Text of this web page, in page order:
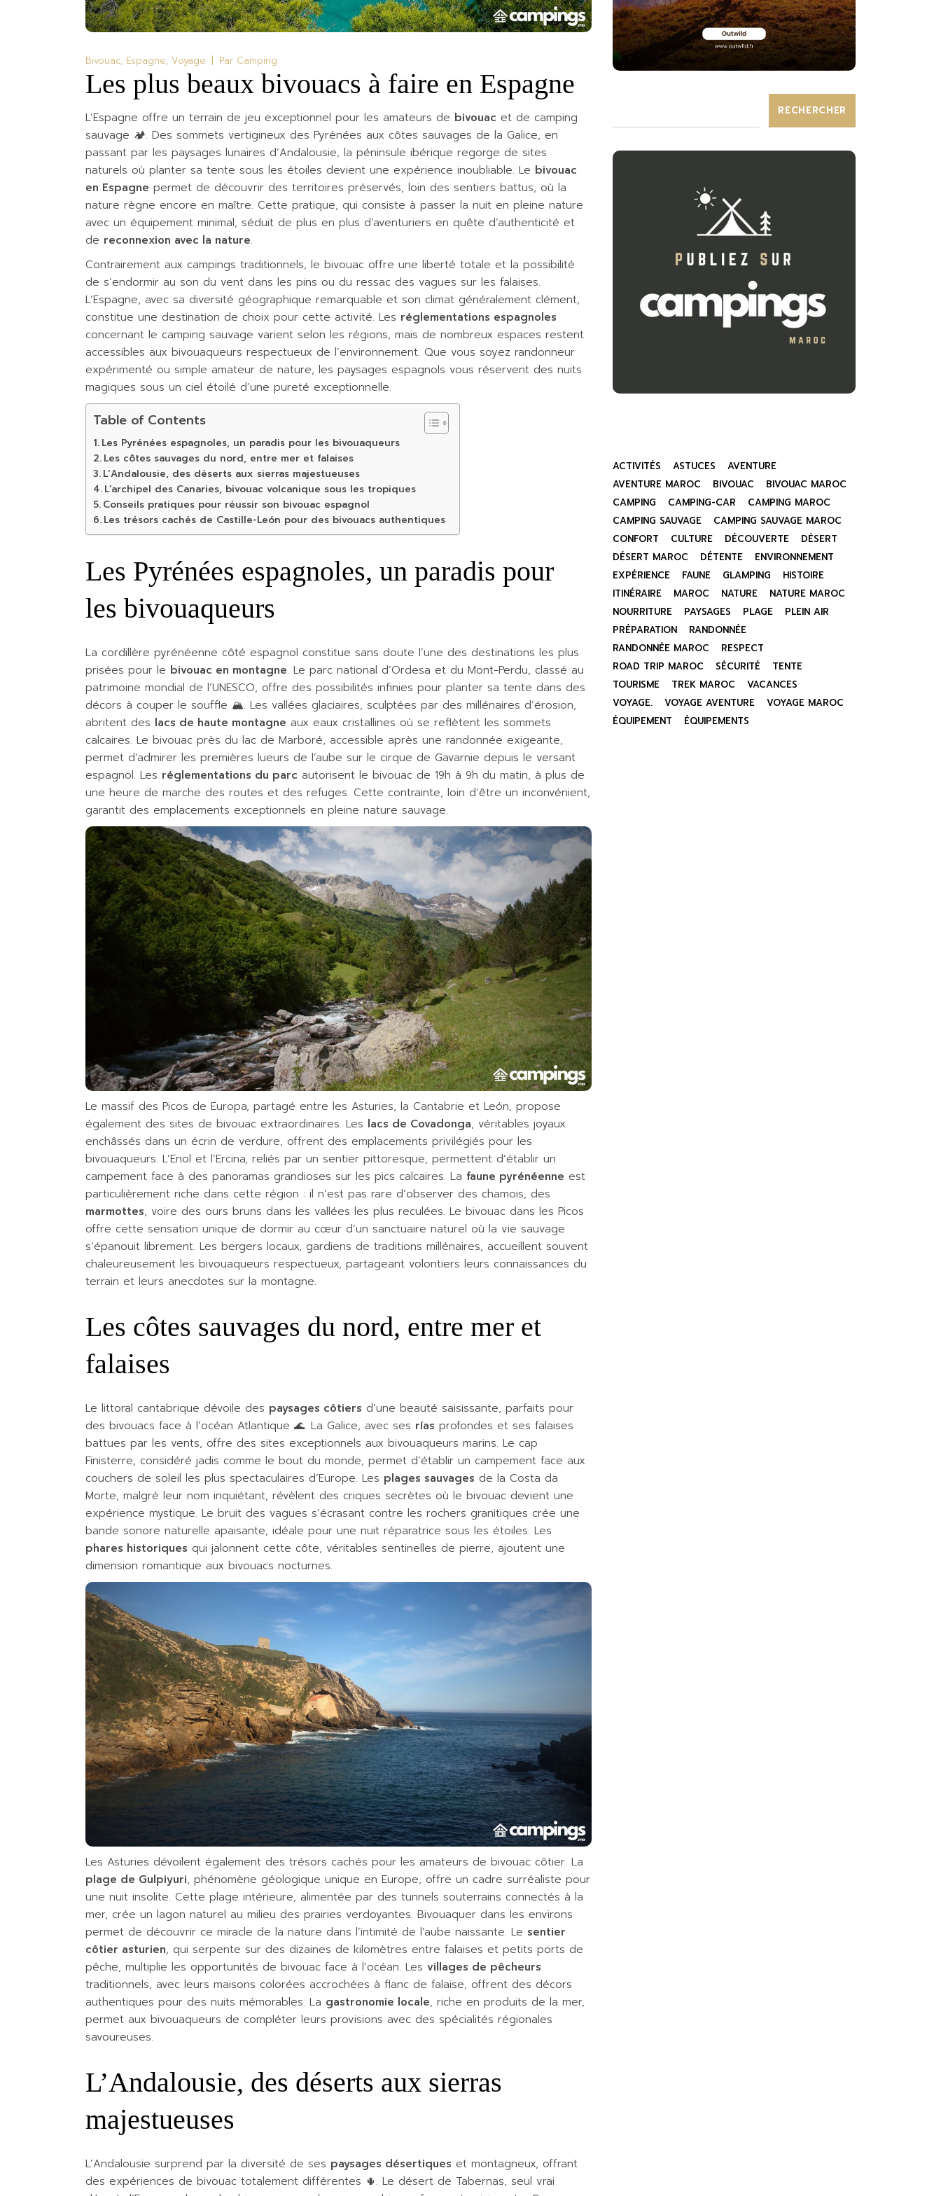
Bivouac Espagne Voyage Par Camping
Les plus beaux bivouacs à faire en Espagne
L’Espagne offre un terrain de jeu exceptionnel pour les amateurs de bivouac et de camping
sauvage 🏕️. Des sommets vertigineux des Pyrénées aux côtes sauvages de la Galice, en
passant par les paysages lunaires d’Andalousie, la péninsule ibérique regorge de sites
naturels où planter sa tente sous les étoiles devient une expérience inoubliable. Le bivouac
en Espagne permet de découvrir des territoires préservés, loin des sentiers battus, où la
nature règne encore en maître. Cette pratique, qui consiste à passer la nuit en pleine nature
avec un équipement minimal, séduit de plus en plus d’aventuriers en quête d’authenticité et
de reconnexion avec la nature.
Contrairement aux campings traditionnels, le bivouac offre une liberté totale et la possibilité
de s’endormir au son du vent dans les pins ou du ressac des vagues sur les falaises.
L’Espagne, avec sa diversité géographique remarquable et son climat généralement clément,
constitue une destination de choix pour cette activité. Les réglementations espagnoles
concernant le camping sauvage varient selon les régions, mais de nombreux espaces restent
accessibles aux bivouaqueurs respectueux de l’environnement. Que vous soyez randonneur
expérimenté ou simple amateur de nature, les paysages espagnols vous réservent des nuits
magiques sous un ciel étoilé d’une pureté exceptionnelle.
Table of Contents
Les Pyrénées espagnoles, un paradis pour les bivouaqueurs
Les côtes sauvages du nord, entre mer et falaises
L’Andalousie, des déserts aux sierras majestueuses
L’archipel des Canaries, bivouac volcanique sous les tropiques
Conseils pratiques pour réussir son bivouac espagnol
Les trésors cachés de Castille-León pour des bivouacs authentiques
Les Pyrénées espagnoles, un paradis pour
les bivouaqueurs
La cordillère pyrénéenne côté espagnol constitue sans doute l’une des destinations les plus
prisées pour le bivouac en montagne. Le parc national d’Ordesa et du Mont-Perdu, classé au
patrimoine mondial de l’UNESCO, offre des possibilités infinies pour planter sa tente dans des
décors à couper le souffle 🏔️. Les vallées glaciaires, sculptées par des millénaires d’érosion,
abritent des lacs de haute montagne aux eaux cristallines où se reflètent les sommets
calcaires. Le bivouac près du lac de Marboré, accessible après une randonnée exigeante,
permet d’admirer les premières lueurs de l’aube sur le cirque de Gavarnie depuis le versant
espagnol. Les réglementations du parc autorisent le bivouac de 19h à 9h du matin, à plus de
une heure de marche des routes et des refuges. Cette contrainte, loin d’être un inconvénient,
garantit des emplacements exceptionnels en pleine nature sauvage.
Le massif des Picos de Europa, partagé entre les Asturies, la Cantabrie et León, propose
également des sites de bivouac extraordinaires. Les lacs de Covadonga, véritables joyaux
enchâssés dans un écrin de verdure, offrent des emplacements privilégiés pour les
bivouaqueurs. L’Enol et l’Ercina, reliés par un sentier pittoresque, permettent d’établir un
campement face à des panoramas grandioses sur les pics calcaires. La faune pyrénéenne est
particulièrement riche dans cette région : il n’est pas rare d’observer des chamois, des
marmottes, voire des ours bruns dans les vallées les plus reculées. Le bivouac dans les Picos
offre cette sensation unique de dormir au cœur d’un sanctuaire naturel où la vie sauvage
s’épanouit librement. Les bergers locaux, gardiens de traditions millénaires, accueillent souvent
chaleureusement les bivouaqueurs respectueux, partageant volontiers leurs connaissances du
terrain et leurs anecdotes sur la montagne.
Les côtes sauvages du nord, entre mer et
falaises
Le littoral cantabrique dévoile des paysages côtiers d’une beauté saisissante, parfaits pour
des bivouacs face à l’océan Atlantique 🌊. La Galice, avec ses rías profondes et ses falaises
battues par les vents, offre des sites exceptionnels aux bivouaqueurs marins. Le cap
Finisterre, considéré jadis comme le bout du monde, permet d’établir un campement face aux
couchers de soleil les plus spectaculaires d’Europe. Les plages sauvages de la Costa da
Morte, malgré leur nom inquiétant, révèlent des criques secrètes où le bivouac devient une
expérience mystique. Le bruit des vagues s’écrasant contre les rochers granitiques crée une
bande sonore naturelle apaisante, idéale pour une nuit réparatrice sous les étoiles. Les
phares historiques qui jalonnent cette côte, véritables sentinelles de pierre, ajoutent une
dimension romantique aux bivouacs nocturnes.
Les Asturies dévoilent également des trésors cachés pour les amateurs de bivouac côtier. La
plage de Gulpiyuri, phénomène géologique unique en Europe, offre un cadre surréaliste pour
une nuit insolite. Cette plage intérieure, alimentée par des tunnels souterrains connectés à la
mer, crée un lagon naturel au milieu des prairies verdoyantes. Bivouaquer dans les environs
permet de découvrir ce miracle de la nature dans l’intimité de l’aube naissante. Le sentier
côtier asturien, qui serpente sur des dizaines de kilomètres entre falaises et petits ports de
pêche, multiplie les opportunités de bivouac face à l’océan. Les villages de pêcheurs
traditionnels, avec leurs maisons colorées accrochées à flanc de falaise, offrent des décors
authentiques pour des nuits mémorables. La gastronomie locale, riche en produits de la mer,
permet aux bivouaqueurs de compléter leurs provisions avec des spécialités régionales
savoureuses.
L’Andalousie, des déserts aux sierras
majestueuses
L’Andalousie surprend par la diversité de ses paysages désertiques et montagneux, offrant
des expériences de bivouac totalement différentes 🌵. Le désert de Tabernas, seul vrai
RECHERCHER
ACTIVITÉS ASTUCES
AVENTURE
AVENTURE MAROC
BIVOUAC
BIVOUAC MAROC
CAMPING
CAMPING-CAR
CAMPING MAROC
CAMPING SAUVAGE
CAMPING SAUVAGE MAROC
CONFORT
CULTURE DÉCOUVERTE
DÉSERT
DÉSERT MAROC
DÉTENTE
ENVIRONNEMENT
EXPÉRIENCE
FAUNE GLAMPING
HISTOIRE
ITINÉRAIRE
MAROC NATURE
NATURE MAROC
NOURRITURE
PAYSAGES PLAGE
PLEIN AIR
PRÉPARATION
RANDONNÉE
RANDONNÉE MAROC
RESPECT
ROAD TRIP MAROC
SÉCURITÉ
TENTE
TOURISME
TREK MAROC
VACANCES
VOYAGE.
VOYAGE AVENTURE
VOYAGE MAROC
ÉQUIPEMENT
ÉQUIPEMENTS